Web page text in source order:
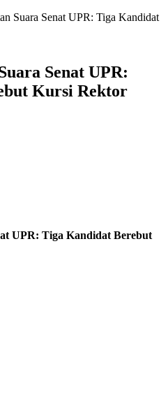
Suara Senat UPR: Tiga Kandidat
Senat UPR:
Kursi Rektor
UPR: Tiga Kandidat Berebut